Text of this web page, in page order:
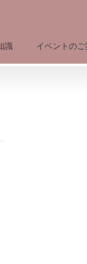
識 イベントのご